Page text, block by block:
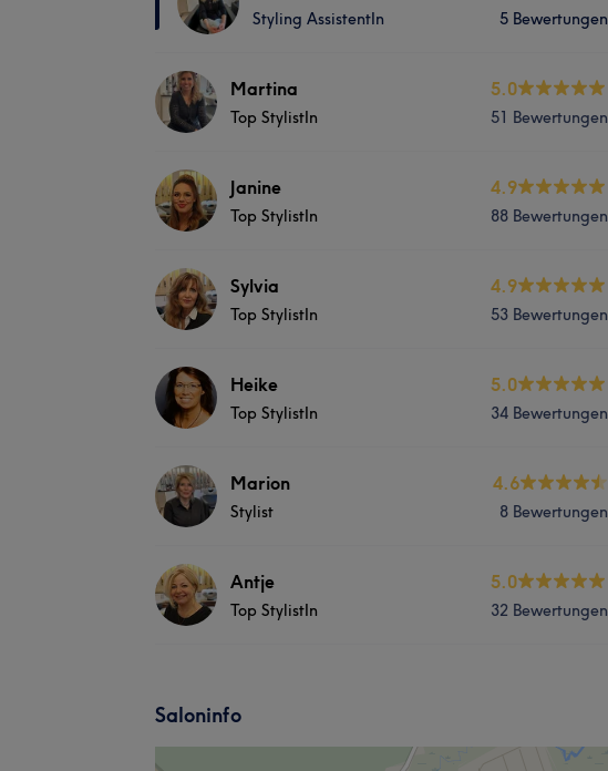
Styling AssistentIn 5 Bewertungen
Martina
Top StylistIn
5.0
51 Bewertungen
Janine
Top StylistIn
4.9
88 Bewertungen
Sylvia
Top StylistIn
4.9
53 Bewertungen
Heike
Top StylistIn
5.0
34 Bewertungen
Marion
Stylist
4.6
8 Bewertungen
Antje
Top StylistIn
5.0
32 Bewertungen
Saloninfo